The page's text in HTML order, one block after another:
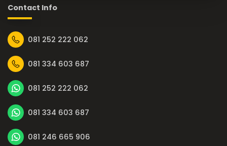
Contact Info
081 252 222 062
081 334 603 687
081 252 222 062
081 334 603 687
081 246 665 906